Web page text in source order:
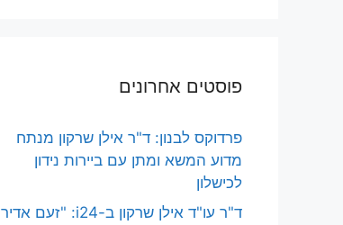
פוסטים אחרונים
פרדוקס לבנון: ד"ר אילן שרקון מנתח
מדוע המשא ומתן עם ביירות נידון
לכישלון
ד"ר עו"ד אילן שרקון ב-i24: "זעם אדיר